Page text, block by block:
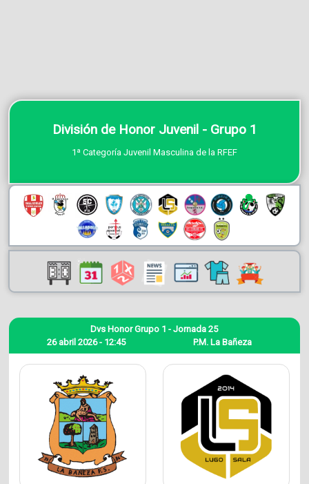
División de Honor Juvenil - Grupo 1
1ª Categoría Juvenil Masculina de la RFEF
26 abril 2026 - 12:45
Dvs Honor Grupo 1 - Jornada 25
P.M. La Bañeza